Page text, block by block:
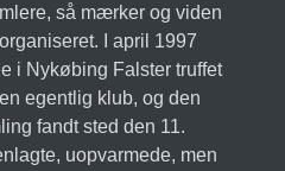
så mærker og viden
I april 1997
i Nykøbing Falster truffet
egentlig klub, og den
fandt sted den 11.
uopvarmede, men